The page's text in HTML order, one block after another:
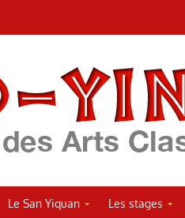
Le San Yiquan Les stages